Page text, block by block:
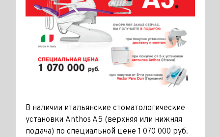
В наличии итальянские стоматологические
установки Anthos A5 (верхняя или нижняя
подача) по специальной цене 1 070 000 руб.